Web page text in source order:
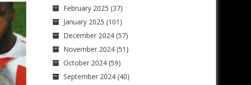
February 2025 (37)
January 2025 (101)
December 2024(57)
November 2024(51)
October 2024(59)
September 2024(40)